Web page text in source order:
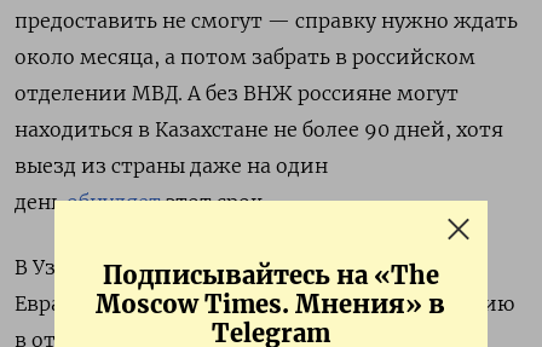
Подписывайтесь на «The
Moscow Times. Мнения» в
Telegram
предоставить не смогут — справку нужно ждать
около месяца, а потом забрать в российском
отделении МВД. А без ВНЖ россияне могут
находиться в Казахстане не более 90 дней, хотя
выезд из страны даже на один
день обнуляет этот срок.
В Узбекистане, который не входит в ОДКБ и
Евразийский союз и вообще держит дистанцию
в отношениях с Москвой, россиян уже сейчас